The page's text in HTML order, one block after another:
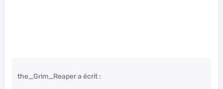
the_Grim_Reaper a écrit :